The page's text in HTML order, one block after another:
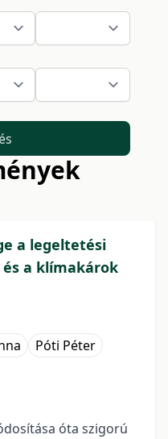
a legeltetési
a klímakárok
Póti Péter
óta szigorú